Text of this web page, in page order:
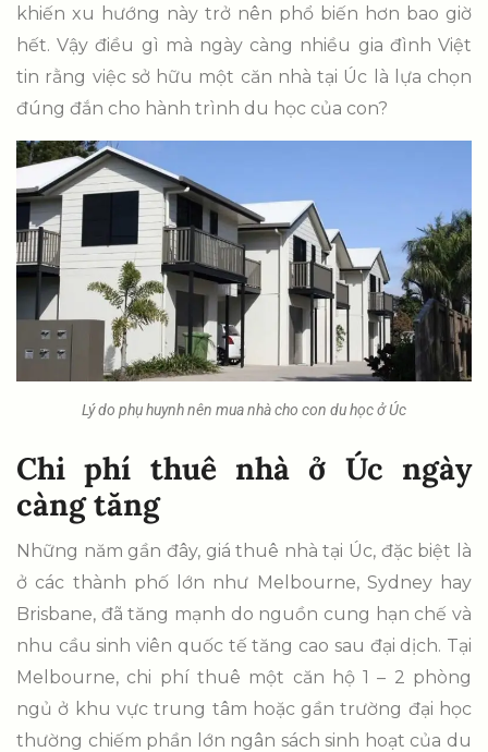
khiến xu hướng này trở nên phổ biến hơn bao giờ
hết. Vậy điều gì mà ngày càng nhiều gia đình Việt
tin rằng việc sở hữu một căn nhà tại Úc là lựa chọn
đúng đắn cho hành trình du học của con?
Lý do phụ huynh nên mua nhà cho con du học ở Úc
Chi phí thuê nhà ở Úc ngày
càng tăng
Những năm gần đây, giá thuê nhà tại Úc, đặc biệt là
ở các thành phố lớn như Melbourne, Sydney hay
Brisbane, đã tăng mạnh do nguồn cung hạn chế và
nhu cầu sinh viên quốc tế tăng cao sau đại dịch. Tại
Melbourne, chi phí thuê một căn hộ 1 – 2 phòng
ngủ ở khu vực trung tâm hoặc gần trường đại học
thường chiếm phần lớn ngân sách sinh hoạt của du